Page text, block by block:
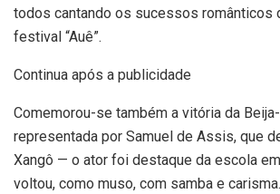
todos cantando os sucessos românticos
festival “Auê”.
Continua após a publicidade
Comemorou-se também a vitória da
representada por Samuel de Assis, que
Xangô — o ator foi destaque da escola
voltou, como muso, com samba e carisma.